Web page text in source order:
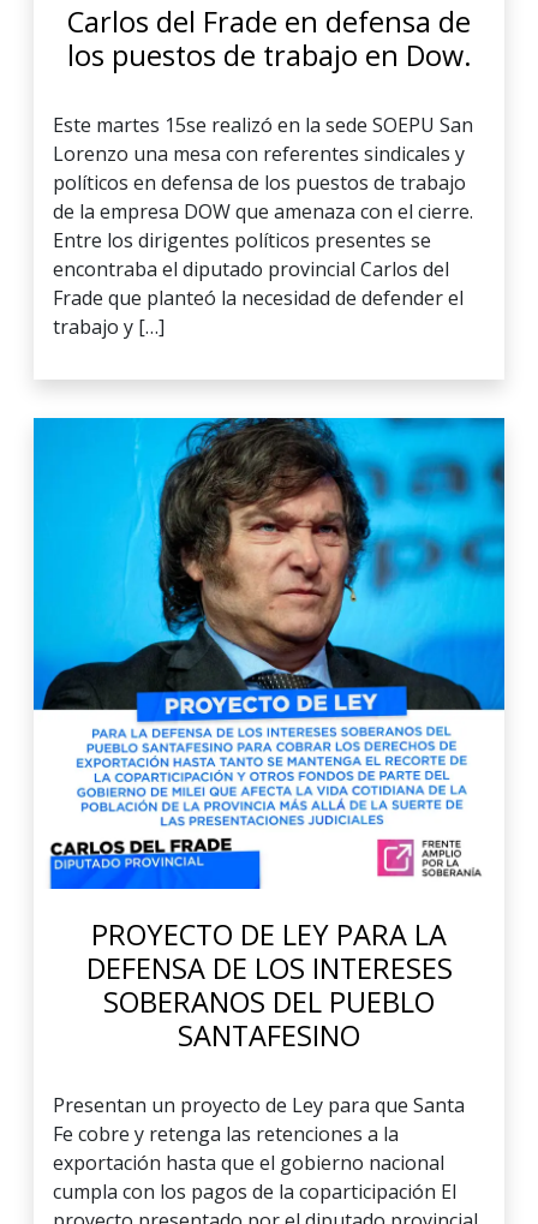
Carlos del Frade en defensa de
los puestos de trabajo en Dow.
Este martes 15se realizó en la sede SOEPU San
Lorenzo una mesa con referentes sindicales y
políticos en defensa de los puestos de trabajo
de la empresa DOW que amenaza con el cierre.
Entre los dirigentes políticos presentes se
encontraba el diputado provincial Carlos del
Frade que planteó la necesidad de defender el
trabajo y […]
PROYECTO DE LEY PARA LA
DEFENSA DE LOS INTERESES
SOBERANOS DEL PUEBLO
SANTAFESINO
Presentan un proyecto de Ley para que Santa
Fe cobre y retenga las retenciones a la
exportación hasta que el gobierno nacional
cumpla con los pagos de la coparticipación El